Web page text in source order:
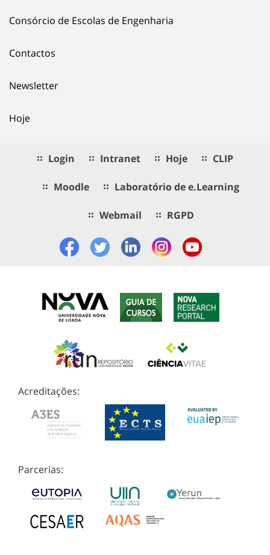
Consórcio de Escolas de Engenharia
Contactos
Newsletter
Hoje
Login Intranet Hoje CLIP
Moodle Laboratório de e.Learning
Webmail RGPD
Acreditações:
Parcerias: